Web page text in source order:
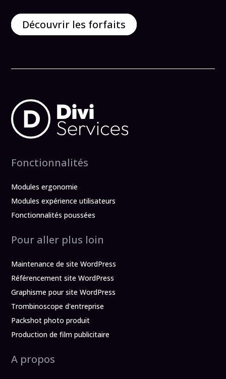
Découvrir les forfaits
Fonctionnalités
Modules ergonomie
Modules expérience utilisateurs
Fonctionnalités poussées
Pour aller plus loin
Maintenance de site WordPress
Référencement site WordPress
Graphisme pour site WordPress
Trombinoscope d'entreprise
Packshot photo produit
Production de film publicitaire
A propos